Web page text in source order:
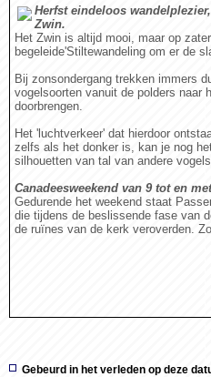
Herfst eindeloos
Zwin.
Het Zwin is altijd mooi, maar op
begeleide'Stiltewandeling om er de
Bij zonsondergang trekken immers
vogelsoorten vanuit de polders naar
doorbrengen.
Het 'luchtverkeer' dat hierdoor
zelfs als het donker is, kan je nog
silhouetten van tal van andere
Canadeesweekend van 9 tot en
Gedurende het weekend staat
die tijdens de beslissende fase van
de ruïnes van de kerk veroverden.
Gebeurd in het verleden op deze